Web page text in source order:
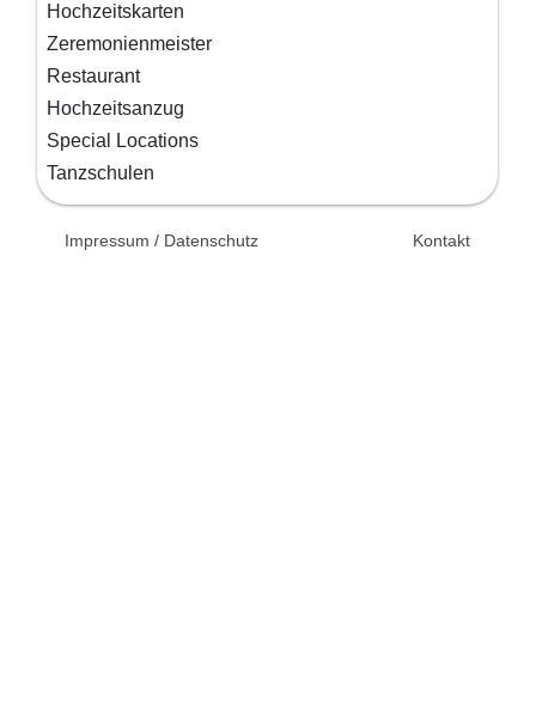
Hochzeitskarten
Zeremonienmeister
Restaurant
Hochzeitsanzug
Special Locations
Tanzschulen
Impressum / Datenschutz Kontakt
© 2026 Unsertag.de - Ihr